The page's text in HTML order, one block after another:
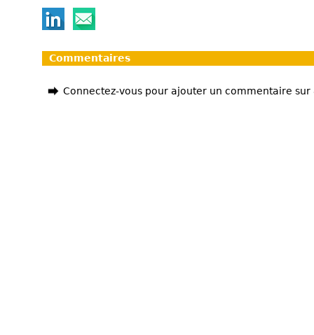
Commentaires
Connectez-vous pour ajouter un commentaire sur